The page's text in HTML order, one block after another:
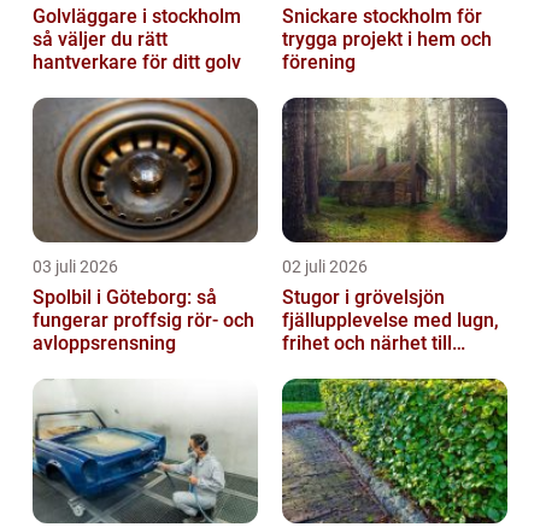
Golvläggare i stockholm
så väljer du rätt
hantverkare för ditt golv
Snickare stockholm för
trygga projekt i hem och
förening
03 juli 2026
Spolbil i Göteborg: så
fungerar proffsig rör- och
avloppsrensning
02 juli 2026
Stugor i grövelsjön
fjällupplevelse med lugn,
frihet och närhet till